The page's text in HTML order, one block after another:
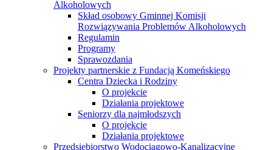
Alkoholowych
Skład osobowy Gminnej Komisji
Rozwiązywania Problemów Alkoholowych
Regulamin
Programy
Sprawozdania
Projekty partnerskie z Fundacją Komeńskiego
Centra Dziecka i Rodziny
O projekcie
Działania projektowe
Seniorzy dla najmłodszych
O projekcie
Działania projektowe
Przedsiębiorstwo Wodociągowo-Kanalizacyjne